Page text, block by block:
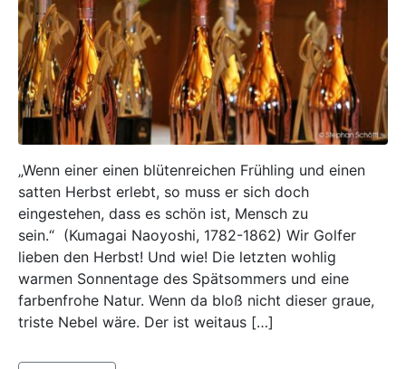
„Wenn einer einen blütenreichen Frühling und einen
satten Herbst erlebt, so muss er sich doch
eingestehen, dass es schön ist, Mensch zu
sein.“ (Kumagai Naoyoshi, 1782-1862) Wir Golfer
lieben den Herbst! Und wie! Die letzten wohlig
warmen Sonnentage des Spätsommers und eine
farbenfrohe Natur. Wenn da bloß nicht dieser graue,
triste Nebel wäre. Der ist weitaus […]